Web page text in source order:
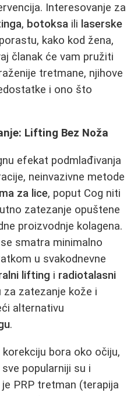
Interesovanje za
, botoksa ili laserske
kako kod žena,
članak će vam pružiti
tretmane, njihove
i ono što
Lifting Bez Noža
efekat podmlađivanja
neinvazivne metode
za lice, poput Cog niti
zatezanje opuštene
proizvodnje kolagena.
se smatra minimalno
u svakodnevne
lifting i radiotalasni
zatezanje kože i
alternativu
.
bora oko očiju,
popularniji su i
PRP tretman (terapija